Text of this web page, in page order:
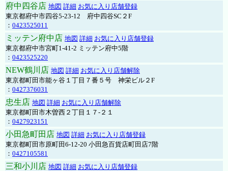
府中四谷店 地図 詳細 お気に入り店舗登録
東京都府中市四谷5-23-12 府中四谷SC２F
： 0423525011
ミッテン府中店 地図 詳細 お気に入り店舗登録
東京都府中市宮町1-41-2 ミッテン府中5階
： 0423525220
NEW鶴川店 地図 詳細 お気に入り店舗解除
東京都町田市能ヶ谷１丁目７番５号 神栄ビル２F
： 0427376031
忠生店 地図 詳細 お気に入り店舗解除
東京都町田市木曽西２丁目１７-２１
： 0427923151
小田急町田店 地図 詳細 お気に入り店舗登録
東京都町田市原町田6-12-20 小田急百貨店町田店7階
： 0427105581
三和小川店 地図 詳細 お気に入り店舗登録